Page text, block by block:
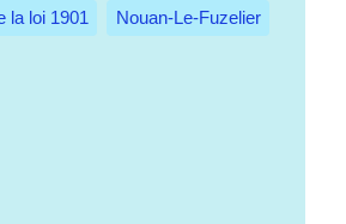
la loi 1901 Nouan-Le-Fuzelier